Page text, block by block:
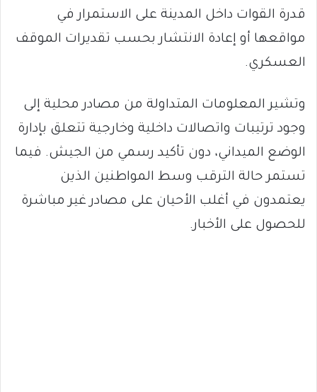
قدرة القوات داخل المدينة على الاستمرار في
مواقعها أو إعادة الانتشار بحسب تقديرات الموقف
العسكري.
وتشير المعلومات المتداولة من مصادر محلية إلى
وجود ترتيبات واتصالات داخلية وخارجية تتعلق بإدارة
الوضع الميداني، دون تأكيد رسمي من الجيش. فيما
تستمر حالة الترقب وسط المواطنين الذين
يعتمدون في أغلب الأحيان على مصادر غير مباشرة
للحصول على الأخبار.